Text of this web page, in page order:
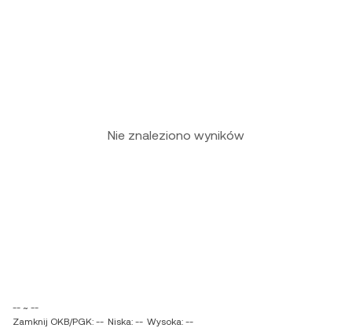
Nie znaleziono wyników
-- ~ --
Zamknij OKB/PGK: -- Niska: -- Wysoka: --